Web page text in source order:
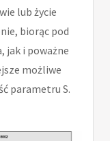
lub życie
biorąc pod
jak i poważne
możliwe
parametru S.